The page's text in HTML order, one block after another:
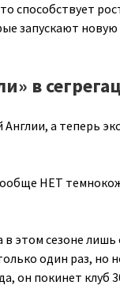
способствует
запускают новую
в
а теперь
НЕТ
в этом сезоне
один раз, но
он покинет клуб